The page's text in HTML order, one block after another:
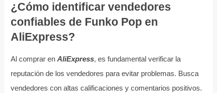
¿Cómo identificar vendedores
confiables de Funko Pop en
AliExpress?
Al comprar en AliExpress, es fundamental verificar la
reputación de los vendedores para evitar problemas. Busca
vendedores con altas calificaciones y comentarios positivos.